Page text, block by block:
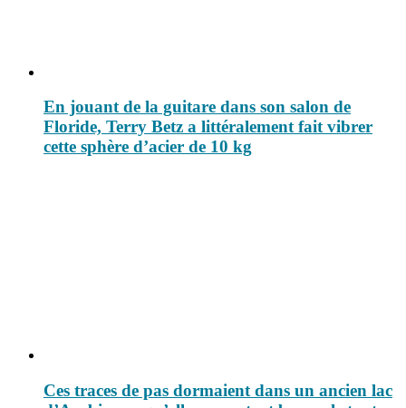
En jouant de la guitare dans son salon de
Floride, Terry Betz a littéralement fait vibrer
cette sphère d’acier de 10 kg
Ces traces de pas dormaient dans un ancien lac